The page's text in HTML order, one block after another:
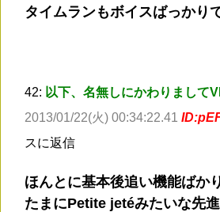
タイムランもボイスばっかり
42: 以下、名無しにかわりまして
2013/01/22(火) 00:34:22.41
スに返信
ほんとに基本後追い機能ばか
たまにPetite jetéみたいな先